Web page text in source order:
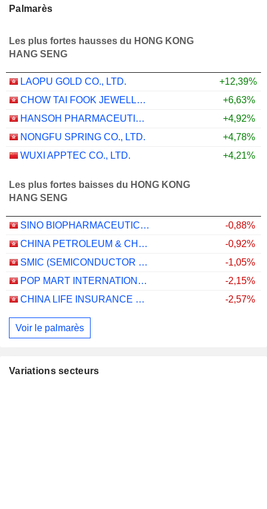
Palmarès
Les plus fortes hausses du HONG KONG
HANG SENG
LAOPU GOLD CO., LTD.
+12,39%
CHOW TAI FOOK JEWELLERY GROUP LIMITED
+6,63%
HANSOH PHARMACEUTICAL GROUP COMPANY LIMITED
+4,92%
NONGFU SPRING CO., LTD.
+4,78%
WUXI APPTEC CO., LTD.
+4,21%
Les plus fortes baisses du HONG KONG
HANG SENG
SINO BIOPHARMACEUTICAL LIMITED
-0,88%
CHINA PETROLEUM & CHEMICAL CORPORATION
-0,92%
SMIC (SEMICONDUCTOR MANUFACTURING INTERNATIONAL COMPANY)
-1,05%
POP MART INTERNATIONAL GROUP LIMITED
-2,15%
CHINA LIFE INSURANCE COMPANY LIMITED
-2,57%
Voir le palmarès
Variations secteurs